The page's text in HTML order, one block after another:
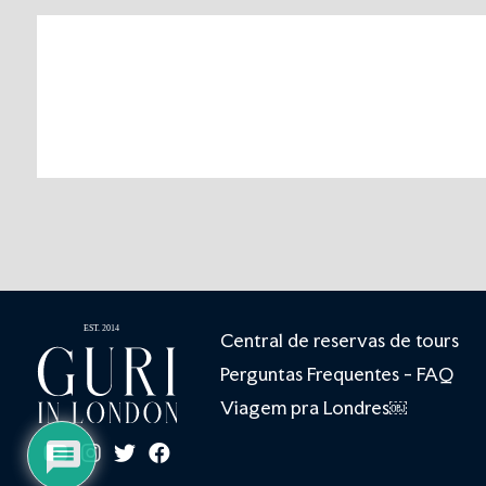
Central de reservas de tours
Perguntas Frequentes - FAQ
Viagem pra Londres￼